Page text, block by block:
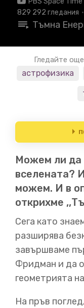
829 292 гледания
Тъмна
Гледайте
астрофизика
00:00
Можем ли да
Изненадващо, но
00:10
съществуването
„тъмна енергия“
Общата теория на
(ОТО)
Можем ли да
вселената?
можем. И в
открихме
Сега като
разширява
завършваме
Фридман и да
геометрията
На пръв